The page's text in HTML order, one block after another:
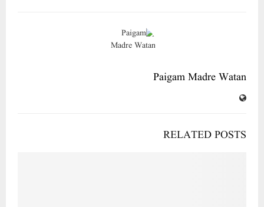
Paigam Madre Watan
RELATED POSTS